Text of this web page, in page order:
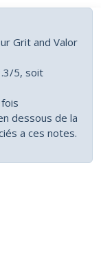
Grit and Valor
5, soit
dessous de la
a ces notes.